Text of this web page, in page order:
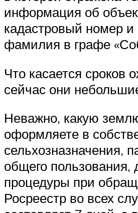
информация об
кадастровый номер
фамилия в графе
Что касается сроков
сейчас они
Неважно, какую
оформляете в
сельхозназначения,
общего пользования,
процедуры при
Росреестр во всех